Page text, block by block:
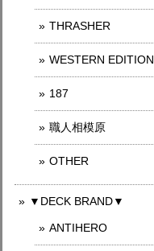
THRASHER
WESTERN EDITION
187
職人相模原
OTHER
▼DECK BRAND▼
ANTIHERO